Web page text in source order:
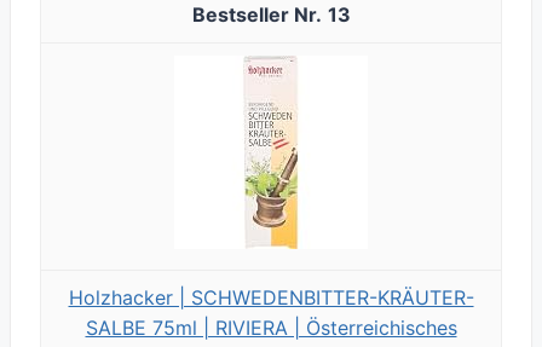
13
Holzhacker | SCHWEDENBITTER-KRÄUTER-
SALBE 75ml | RIVIERA | Österreichisches